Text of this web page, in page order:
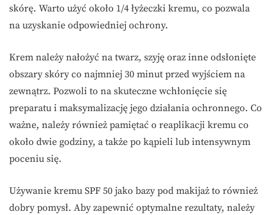
skórę. Warto użyć około 1/4 łyżeczki kremu, co pozwala
na uzyskanie odpowiedniej ochrony.
Krem należy nałożyć na twarz, szyję oraz inne odsłonięte
obszary skóry co najmniej 30 minut przed wyjściem na
zewnątrz. Pozwoli to na skuteczne wchłonięcie się
preparatu i maksymalizację jego działania ochronnego. Co
ważne, należy również pamiętać o reaplikacji kremu co
około dwie godziny, a także po kąpieli lub intensywnym
poceniu się.
Używanie kremu SPF 50 jako bazy pod makijaż to również
dobry pomysł. Aby zapewnić optymalne rezultaty, należy